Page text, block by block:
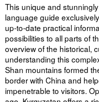
This unique and
language guide
up-to-date practical
possibilities to all parts of
overview of the historical,
understanding this
Shan mountains formed
border with China and
impenetrable to visitors.